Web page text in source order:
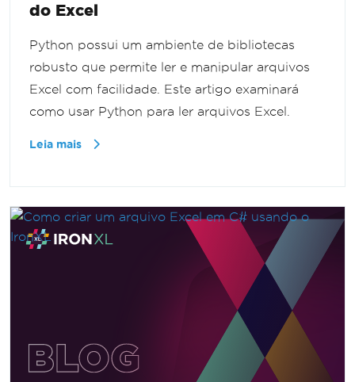
do Excel
Python possui um ambiente de bibliotecas
robusto que permite ler e manipular arquivos
Excel com facilidade. Este artigo examinará
como usar Python para ler arquivos Excel.
Leia mais